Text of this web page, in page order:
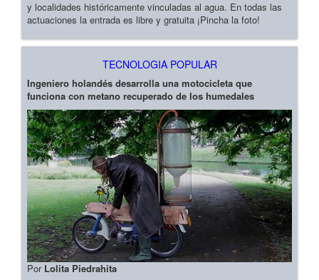
y localidades históricamente vinculadas al agua. En todas las
actuaciones la entrada es libre y gratuita ¡Pincha la foto!
TECNOLOGIA POPULAR
Ingeniero holandés desarrolla una motocicleta que
funciona con metano recuperado de los humedales
Por Lolita Piedrahita